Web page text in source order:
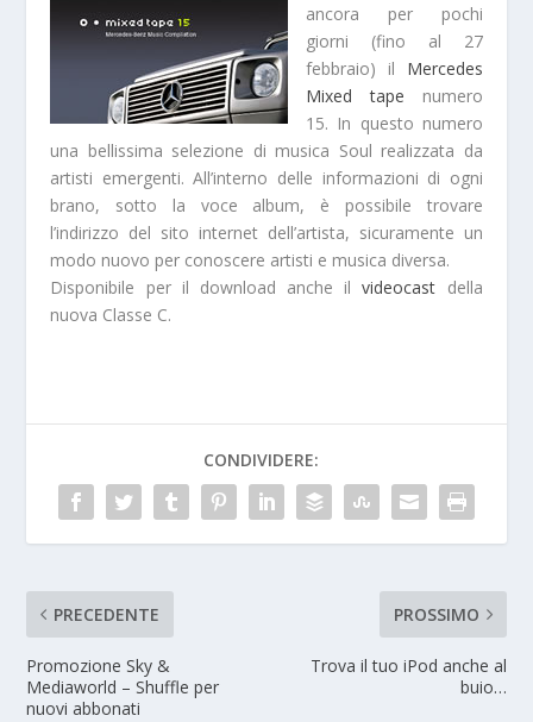
ancora per pochi
giorni (fino al 27
febbraio) il Mercedes
Mixed tape numero
15. In questo numero
una bellissima selezione di musica Soul realizzata da
artisti emergenti. All’interno delle informazioni di ogni
brano, sotto la voce album, è possibile trovare
l’indirizzo del sito internet dell’artista, sicuramente un
modo nuovo per conoscere artisti e musica diversa.
Disponibile per il download anche ilvideocast della
nuova Classe C.
CONDIVIDERE:
PRECEDENTE
Promozione Sky &
Mediaworld – Shuffle per
nuovi abbonati
PROSSIMO
Trova il tuo iPod anche al
buio…